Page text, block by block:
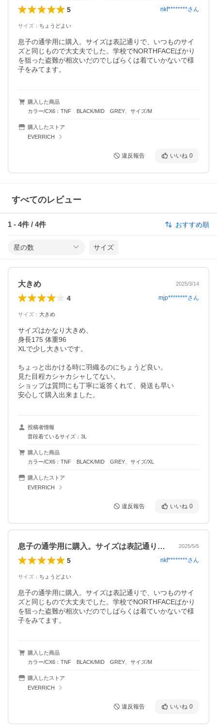
5 nkf********さん
サイズ ： ちょうどよい
息子の通学用に購入。サイズは表記通りで、いつものサイ
ズと同じもので大丈夫でした。学校でNORTHFACEばかり
を狙った盗難が相次いだのでしばらくは着ていかないで様
子をみてます。
購入した商品
カラー/CX6：TNF BLACK/MID GREY、サイズ/M
購入したストア
EVERRICH
違反報告 いいね 0
すべてのレビュー
1 - 4件 / 4件 おすすめ順
星の数 サイズ
大きめ 2025/3/14
4 mjp********さん
サイズ ： 大きめ
サイズはかなり大きめ、
身長175 体重96
XLで少し大きいです。
ちょっと出かける時に羽織るのにちょうど良い。
見た目程カシャカシャしてない。
ショップは質問にも丁寧に返答くれて、発送も早い
安心して購入出来ました。
投稿者情報
普段着ているサイズ：3L
購入した商品
カラー/CX6：TNF BLACK/MID GREY、サイズ/XL
購入したストア
EVERRICH
違反報告 いいね 0
息子の通学用に購入。サイズは表記通りで… 2025/5/5
5 nkf********さん
サイズ ： ちょうどよい
息子の通学用に購入。サイズは表記通りで、いつものサイ
ズと同じもので大丈夫でした。学校でNORTHFACEばかり
を狙った盗難が相次いだのでしばらくは着ていかないで様
子をみてます。
購入した商品
カラー/CX6：TNF BLACK/MID GREY、サイズ/M
購入したストア
EVERRICH
違反報告 いいね 0